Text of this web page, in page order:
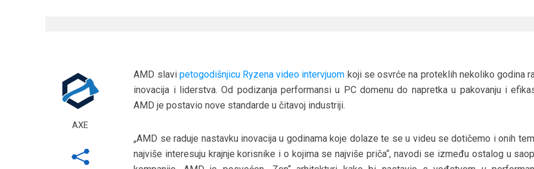
AXE
AMD slavi petogodišnjicu Ryzena video intervjuom koji se osvrće na proteklih nekoliko godina
inovacija i liderstva. Od podizanja performansi u PC domenu do napretka u pakovanju i
AMD je postavio nove standarde u čitavoj industriji.
„AMD se raduje nastavku inovacija u godinama koje dolaze te se u videu se dotičemo i onih
najviše interesuju krajnje korisnike i o kojima se najviše priča“, navodi se između ostalog u